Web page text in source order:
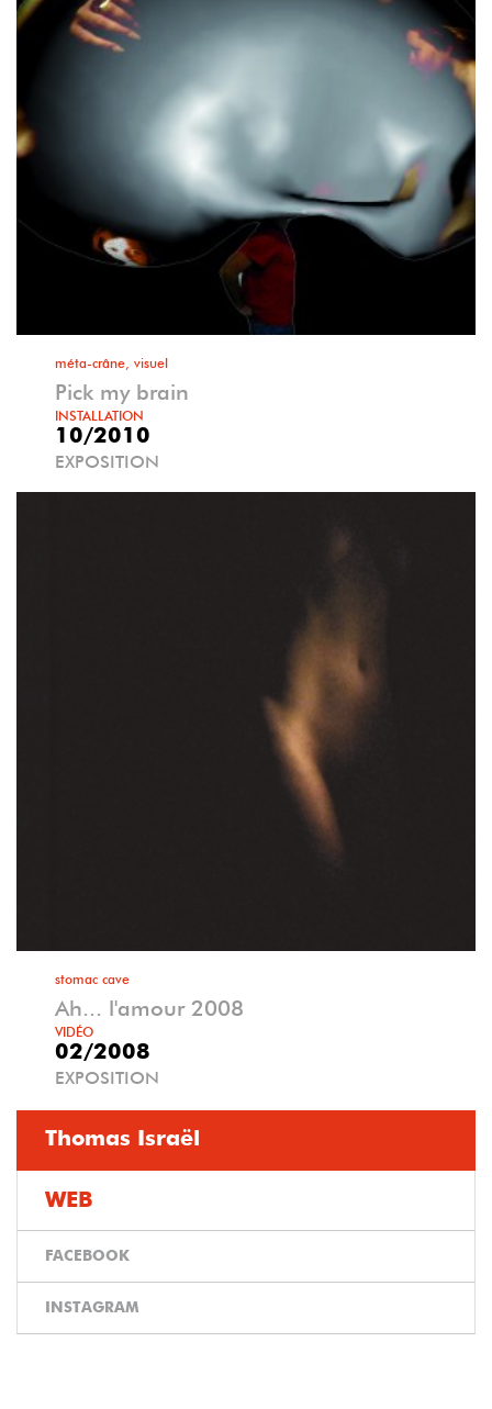
méta-crâne, visuel
Pick my brain
INSTALLATION
10/2010
EXPOSITION
stomac cave
Ah... l'amour 2008
VIDÉO
02/2008
EXPOSITION
Thomas Israël
WEB
FACEBOOK
INSTAGRAM